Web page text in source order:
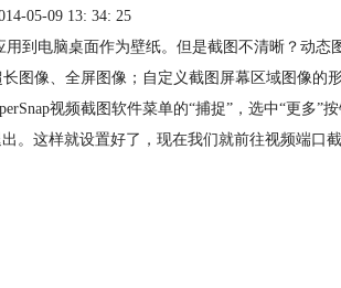
05-09 13: 34: 25
电脑桌面作为壁纸。但是截图不清晰？动态
图像、全屏图像；自定义截图屏幕区域图像的
视频截图软件菜单的“捕捉”，选中“更多”
这样就设置好了，现在我们就前往视频端口